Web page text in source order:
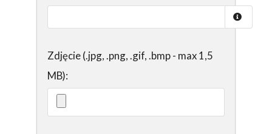
Zdjęcie (.jpg, .png, .gif, .bmp - max 1,5
MB):